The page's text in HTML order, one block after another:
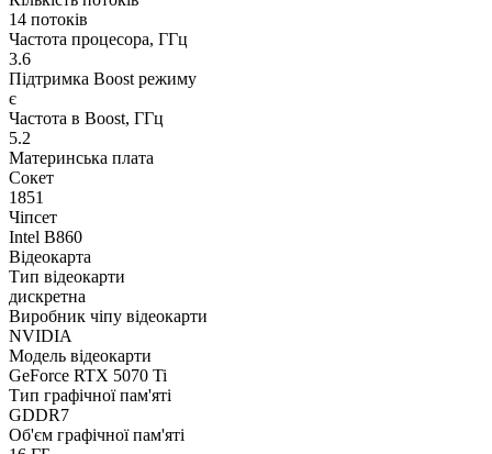
14 потоків
Частота процесора, ГГц
3.6
Підтримка Boost режиму
є
Частота в Boost, ГГц
5.2
Материнська плата
Сокет
1851
Чіпсет
Intel B860
Відеокарта
Тип відеокарти
дискретна
Виробник чіпу відеокарти
NVIDIA
Модель відеокарти
GeForce RTX 5070 Ti
Тип графічної пам'яті
GDDR7
Об'єм графічної пам'яті